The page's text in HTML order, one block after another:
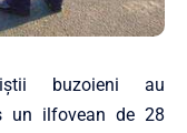
buzoieni au
un ilfovean de 28